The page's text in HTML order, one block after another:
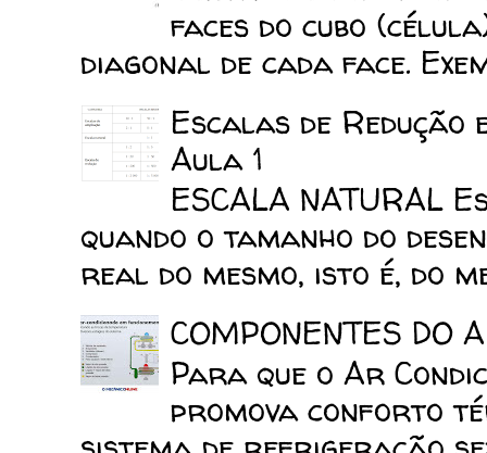
faces do cubo
diagonal de cada face.
Escalas de
Aula 1
ESCALA
quando o tamanho do
real do mesmo, isto é, do
COMPONENTES DO
Para que o Ar
promova conforto